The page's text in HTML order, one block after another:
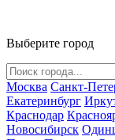
Выберите город
Москва Санкт-
Екатеринбург
Краснодар
Новосибирск